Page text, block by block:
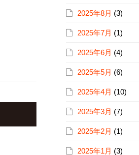
2025年8月 (3)
2025年7月 (1)
2025年6月 (4)
2025年5月 (6)
2025年4月 (10)
2025年3月 (7)
2025年2月 (1)
2025年1月 (3)